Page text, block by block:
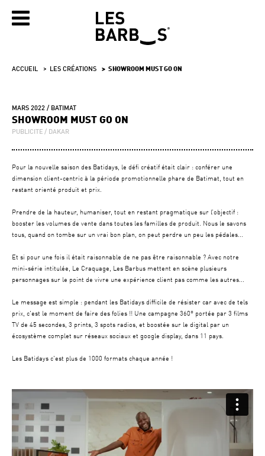
ACCUEIL LES CRÉATIONS SHOWROOM MUST GO ON
MARS 2022 BATIMAT
SHOWROOM MUST GO ON
PUBLICITE DAKAR
Pour la nouvelle saison des Batidays, le défi créatif était clair : conférer une
dimension client-centric à la période promotionnelle phare de Batimat, tout en
restant orienté produit et prix.
Prendre de la hauteur, humaniser, tout en restant pragmatique sur l’objectif :
booster les volumes de vente dans toutes les familles de produit. Nous le savons
tous, quand on tombe sur un vrai bon plan, on peut perdre un peu les pédales...
Et si pour une fois il était raisonnable de ne pas être raisonnable ? Avec notre
mini-série intitulée, Le Craquage, Les Barbus mettent en scène plusieurs
personnages sur le point de vivre une expérience client pas comme les autres...
Le message est simple : pendant les Batidays difficile de résister car avec de tels
prix, c'est le moment de faire des folies !! Une campagne 360° portée par 3 films
TV de 45 secondes, 3 prints, 3 spots radios, et boostée sur le digital par un
écosystème complet sur réseaux sociaux et google display, dans 11 pays.
Les Batidays c'est plus de 1000 formats chaque année !